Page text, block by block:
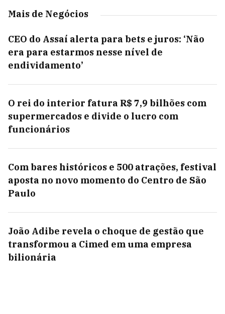
Mais de Negócios
CEO do Assaí alerta para bets e juros: ‘Não
era para estarmos nesse nível de
endividamento’
O rei do interior fatura R$ 7,9 bilhões com
supermercados e divide o lucro com
funcionários
Com bares históricos e 500 atrações, festival
aposta no novo momento do Centro de São
Paulo
João Adibe revela o choque de gestão que
transformou a Cimed em uma empresa
bilionária